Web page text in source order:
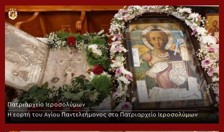
Πατριαρχείο Ιεροσολύμων
Η εορτή του Αγίου Παντελεήμονος στο Πατριαρχείο Ιεροσολύμων